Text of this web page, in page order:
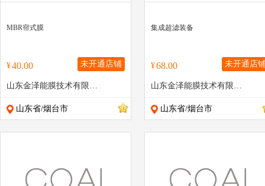
MBR帘式膜
¥40.00 未开通店铺
山东金泽能膜技术有限公司
山东省/烟台市
集成超滤装备
¥68.00 未开通店
山东金泽能膜技术有限公司
山东省/烟台市